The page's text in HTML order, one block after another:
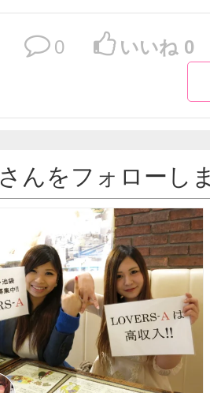
0 いいね 0
さんをフォローし